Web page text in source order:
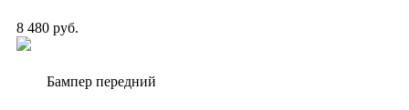
8 480 руб.